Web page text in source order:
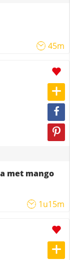
45m
met mango
1u15m